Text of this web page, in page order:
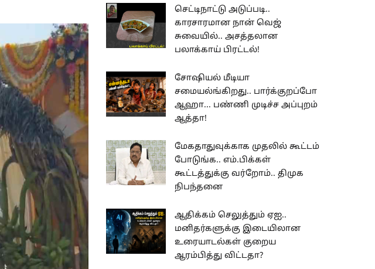
செட்டிநாட்டு அடுப்படி..
காரசாரமான நான் வெஜ்
சுவையில்.. அசத்தலான
பலாக்காய் பிரட்டல்!
சோஷியல் மீடியா
சமையல்ங்கிறது.. பார்க்குறப்போ
ஆஹா... பண்ணி முடிச்ச அப்புறம்
ஆத்தா!
மேகதாதுவுக்காக முதலில் கூட்டம்
போடுங்க.. எம்.பிக்கள்
கூட்டத்துக்கு வர்றோம்.. திமுக
நிபந்தனை
ஆதிக்கம் செலுத்தும் ஏஐ..
மனிதர்களுக்கு இடையிலான
உரையாடல்கள் குறைய
ஆரம்பித்து விட்டதா?